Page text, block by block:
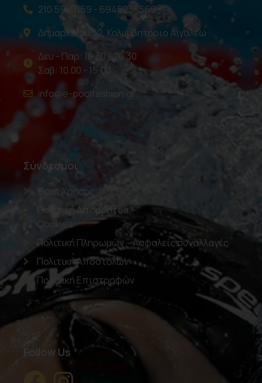
210 5989159 - 6945238569
Δημαρχείου 52, Κολυμβητήριο Αιγάλεω
Δευ - Παρ: 10.30 - 20.30
Σαβ: 10.00 - 15.00
info@e-poolfashion.gr
Σύνδεσμοι
Όροι Χρήσης
Πολιτική Απορρήτου –
Cookies
Πολιτική Πληρωμών – Ασφαλείς συναλλαγές
Πολιτική Αποστολών
Πολιτική Επιστροφών
Follow Us